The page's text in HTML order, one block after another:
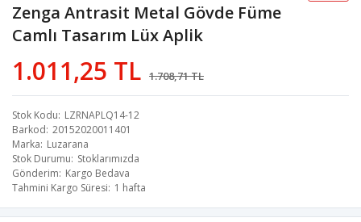
💖 69,4B kişi favoriledi!
💸 Sepette 100 TL indirim!
Zenga Antrasit Metal Gövde Füme
Camlı Tasarım Lüx Aplik
1.011,25 TL 1.708,71 TL
Stok Kodu LZRNAPLQ14-12
Barkod 20152020011401
Marka Luzarana
Stok Durumu Stoklarımızda
Gönderim Kargo Bedava
Tahmini Kargo Süresi 1 hafta